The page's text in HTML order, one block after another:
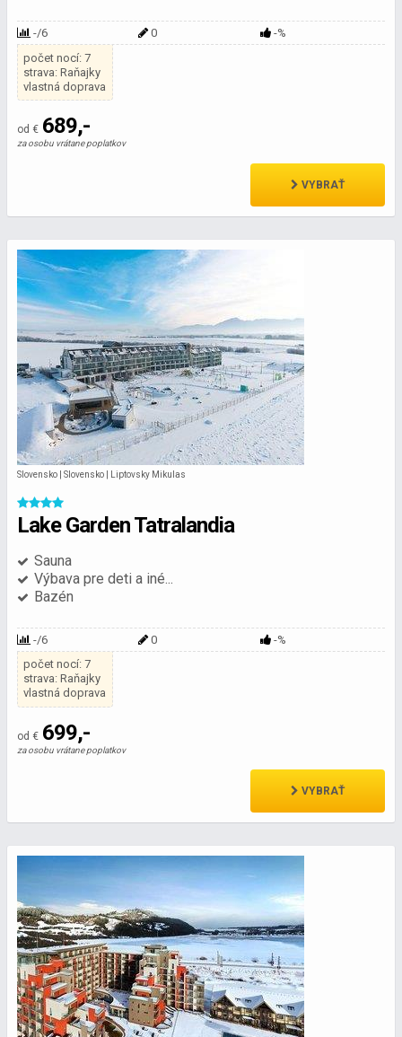
-/6 0
-%
počet nocí: 7
strava: Raňajky
vlastná doprava
od € 689,-
za osobu vrátane poplatkov
VYBRAŤ
Slovensko | Slovensko | Liptovsky Mikulas
Lake Garden Tatralandia
Sauna
Výbava pre deti a iné...
Bazén
-/6 0
-%
počet nocí: 7
strava: Raňajky
vlastná doprava
od € 699,-
za osobu vrátane poplatkov
VYBRAŤ